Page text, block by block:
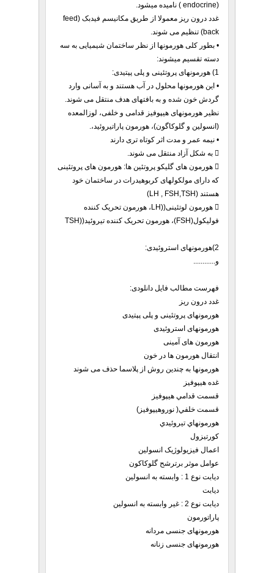
(endocrine ) نامیده میشود.
غدد درون ریز معمولا از طریق مکانیسم فیدبک (feed
back) تنظیم می شوند.
• بطور کلی هورمونها از نظر ساختمان شیمیایی به سه
دسته تقسیم میشوند:
1) هورمونهای پروتئینی و پلی پپتیدی:
• این هورمونها محلول در آب هستند و به آسانی وارد
گردش خون شده و به بافتهای هدف منتقل می شوند.
نظیر هورمونهای هیپوفیز قدامی و خلفی، لوزالمعده
(انسولین و گلوکاگون)، هورمون پاراتیروئید،.
• نیمه عمر و مدت اثر کوتاه تری دارند
 به شکل آزاد منتقل می شوند.
 هورمون های گلیکو پروتئین ها: هورمون های پروتئینی
که دارای مولکولهای کربوهیدرات در ساختمان خود
هستند (LH , FSH,TSH)
 هورمون لوتئینی((LH، هورمون تحریک کننده
فولیکول(FSH)، هورمون تحریک کننده تیروئید((TSH
2)هورمونهای استروئیدی:
و............
فهرست مطالب فایل دانلودی:
غدد درون ریز
هورمونهای پروتئینی و پلی پپتیدی
هورمونهای استروئیدی
هورمون های آمینی
انتقال هورمون ها در خون
هورمونها به چندین روش از پلاسما حذف می شوند
غده هیپوفیز
قسمت قدامي هيپوفيز
قسمت خلفي( نوروهيپوفيز)
هورمونهاي تيروئيدي
کورتیزول
اعمال فیزیولوژیک انسولین
عوامل موثر برترشح گلوکاکون
دیابت نوع 1 : وابسته به انسولین
دیابت
دیابت نوع 2 : غیر وابسته به انسولین
پاراتورمون
هورمونهای جنسی مردانه
هورمونهای جنسی زنانه